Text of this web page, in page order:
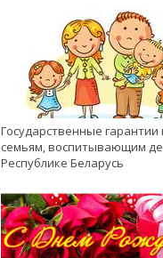
Государственные гарантии
семьям, воспитывающим
Республике Беларусь